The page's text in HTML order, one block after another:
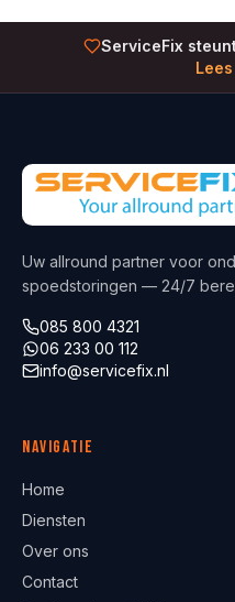
ServiceFix
Uw allround partner voor
spoedstoringen — 24/7
085 800 4321
06 233 00 112
info@servicefix.nl
Navigatie
Home
Diensten
Over ons
Contact